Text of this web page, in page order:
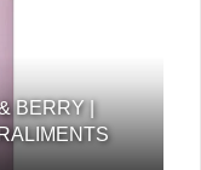
BERRY |